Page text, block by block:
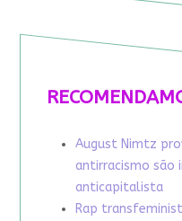
August Nimtz
antirracismo são
anticapitalista
Rap